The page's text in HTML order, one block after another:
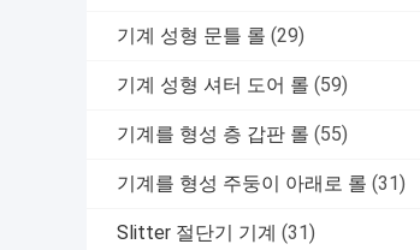
기계 성형 문틀 롤 (29)
기계 성형 셔터 도어 롤 (59)
기계를 형성 층 갑판 롤 (55)
기계를 형성 주둥이 아래로 롤 (31)
Slitter 절단기 기계 (31)